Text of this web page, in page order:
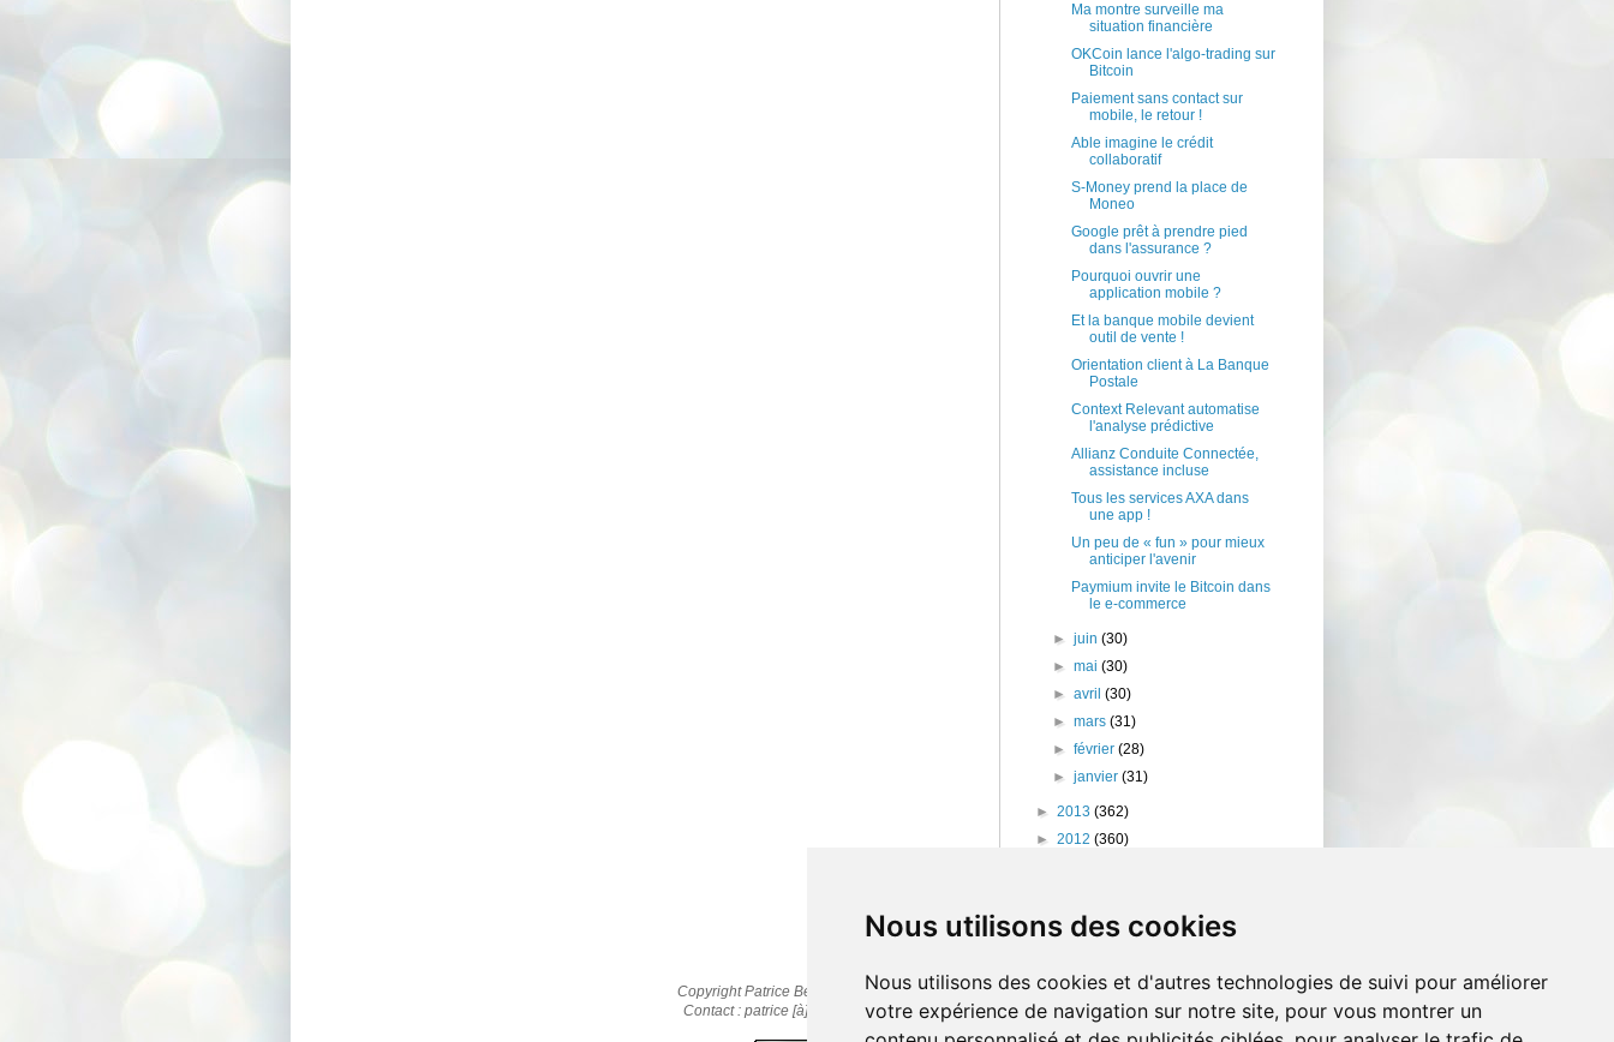
Nous utilisons des cookies
Nous utilisons des cookies et d'autres technologies de suivi pour améliorer
votre expérience de navigation sur notre site, pour vous montrer un
Ma montre surveille ma
situation financière
OKCoin lance l'algo-trading sur
Bitcoin
Paiement sans contact sur
mobile, le retour !
Able imagine le crédit
collaboratif
S-Money prend la place de
Moneo
Google prêt à prendre pied
dans l'assurance ?
Pourquoi ouvrir une
application mobile ?
Et la banque mobile devient
outil de vente !
Orientation client à La Banque
Postale
Context Relevant automatise
l'analyse prédictive
Allianz Conduite Connectée,
assistance incluse
Tous les services AXA dans
une app !
Un peu de « fun » pour mieux
anticiper l'avenir
Paymium invite le Bitcoin dans
le e-commerce
►juin(30)
►mai(30)
►avril(30)
►mars(31)
►février(28)
►janvier(31)
► 2013 (362)
► 2012 (360)
Copyright Patrice Bernard © 2010-2025
Contact : patrice [à] cestpasmonidee.fr